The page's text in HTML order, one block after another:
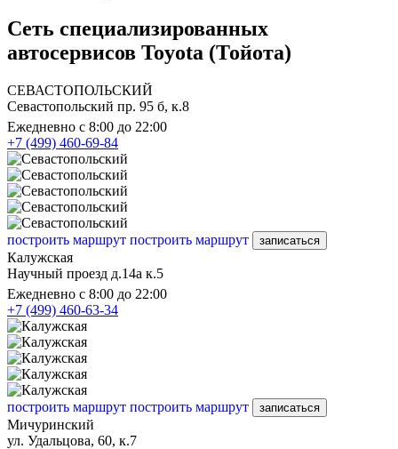
Сеть специализированных
автосервисов Toyota (Тойота)
СЕВАСТОПОЛЬСКИЙ
Севастопольский пр. 95 б, к.8
Ежедневно с 8:00 до 22:00
+7 (499) 460-69-84
построить маршрут построить маршрут записаться
Калужская
Научный проезд д.14а к.5
Ежедневно с 8:00 до 22:00
+7 (499) 460-63-34
построить маршрут построить маршрут записаться
Мичуринский
ул. Удальцова, 60, к.7